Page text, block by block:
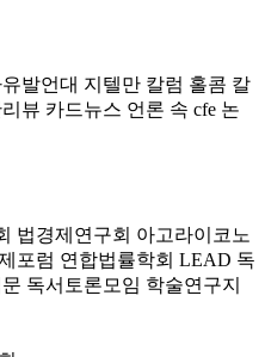
발언대 지텔만 칼럼 홀콤 칼
뷰 카드뉴스 언론 속 cfe 논
법경제연구회 아고라이코노
포럼 연합법률학회 LEAD 독
독서토론모임 학술연구지